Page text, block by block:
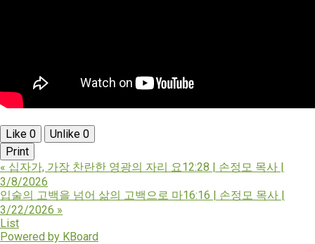
Like 0 Unlike 0
Print
« 십자가, 가장 찬란한 영광의 자리 요12:28 | 손정모 목사 |
3/8/2026
입술의 고백을 넘어 삶의 고백으로 마16:16 | 손정모 목사 |
3/22/2026 »
List
Powered by KBoard